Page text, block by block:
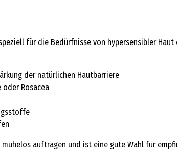
speziell für die Bedürfnisse von
der natürlichen Hautbarriere
oder Rosacea
auftragen und ist eine gute Wahl für